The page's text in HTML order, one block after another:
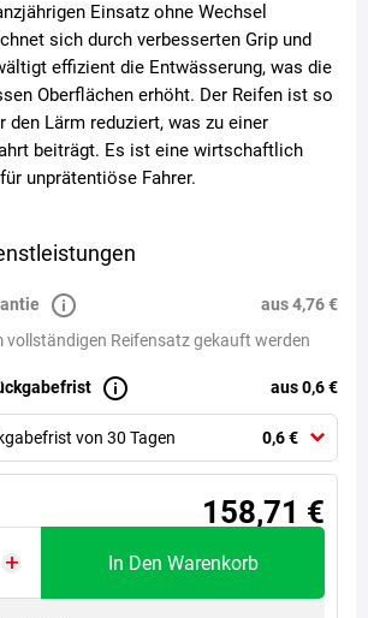
Einsatz ohne Wechsel
sich durch verbesserten Grip und
effizient die Entwässerung, was die
Oberflächen erhöht. Der Reifen ist so
den Lärm reduziert, was zu einer
beiträgt. Es ist eine wirtschaftlich
unprätentiöse Fahrer.
vollständigen Reifensatz gekauft werden
aus 4,76 €
von 30 Tagen 0,6 €
aus 0,6 €
158,71 €
In Den Warenkorb